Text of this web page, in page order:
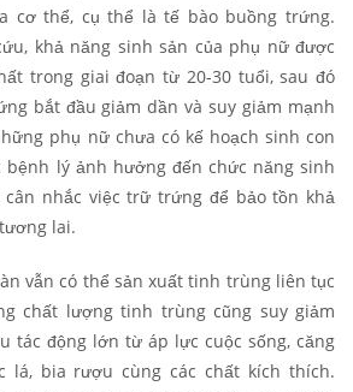
cơ thể, cụ thể là tế bào buồng trứng.
khả năng sinh sản của phụ nữ được
trong giai đoạn từ 20-30 tuổi, sau đó
bắt đầu giảm dần và suy giảm mạnh
phụ nữ chưa có kế hoạch sinh con
bệnh lý ảnh hưởng đến chức năng sinh
nhắc việc trữ trứng để bảo tồn khả
lai.
vẫn có thể sản xuất tinh trùng liên tục
chất lượng tinh trùng cũng suy giảm
tác động lớn từ áp lực cuộc sống, căng
lá, bia rượu cùng các chất kích thích.